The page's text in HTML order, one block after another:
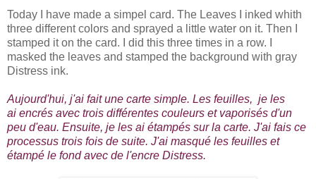
Today I have made a simpel card. The Leaves I inked whith
three different colors and sprayed a little water on it. Then I
stamped it on the card. I did this three times in a row. I
masked the leaves and stamped the background with gray
Distress ink.
Aujourd'hui, j'ai fait une carte simple. Les feuilles, je les
ai encrés avec trois différentes couleurs et vaporisés d'un
peu d'eau. Ensuite, je les ai étampés sur la carte. J'ai fais ce
processus trois fois de suite. J'ai masqué les feuilles et
étampé le fond avec de l'encre Distress.